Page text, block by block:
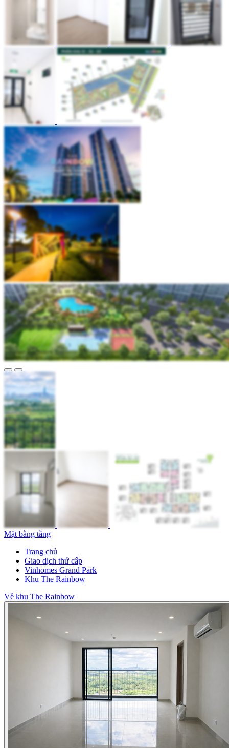
Mặt bằng tầng
Trang chủ
Giao dịch thứ cấp
Vinhomes Grand Park
Khu The Rainbow
Về khu The Rainbow